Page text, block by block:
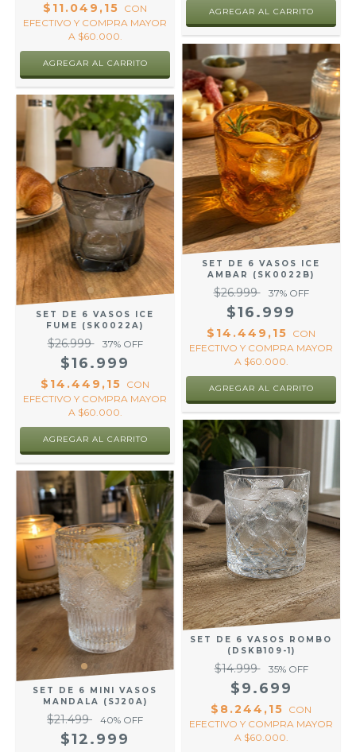
$11.049,15 CON
EFECTIVO Y COMPRA MAYOR
A $60.000.
SET DE 6 VASOS ICE
FUME (SK0022A)
$26.999 37% OFF
$16.999
$14.449,15 CON
EFECTIVO Y COMPRA MAYOR
A $60.000.
SET DE 6 VASOS ICE
AMBAR (SK0022B)
$26.999 37% OFF
$16.999
$14.449,15 CON
EFECTIVO Y COMPRA MAYOR
A $60.000.
SET DE 6 MINI VASOS
MANDALA (SJ20A)
$21.499 40% OFF
$12.999
SET DE 6 VASOS ROMBO
(DSKB109-1)
$14.999 35% OFF
$9.699
$8.244,15 CON
EFECTIVO Y COMPRA MAYOR
A $60.000.